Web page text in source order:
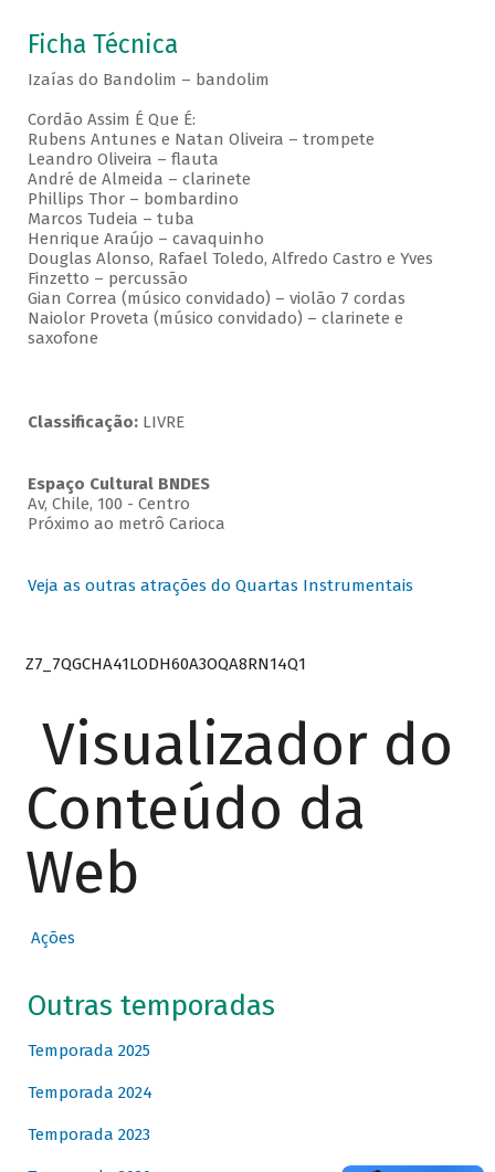
Ficha Técnica
Izaías do Bandolim – bandolim
Cordão Assim É Que É:
Rubens Antunes e Natan Oliveira – trompete
Leandro Oliveira – flauta
André de Almeida – clarinete
Phillips Thor – bombardino
Marcos Tudeia – tuba
Henrique Araújo – cavaquinho
Douglas Alonso, Rafael Toledo, Alfredo Castro e Yves
Finzetto – percussão
Gian Correa (músico convidado) – violão 7 cordas
Naiolor Proveta (músico convidado) – clarinete e
saxofone
Classificação: LIVRE
Espaço Cultural BNDES
Av, Chile, 100 - Centro
Próximo ao metrô Carioca
Veja as outras atrações do Quartas Instrumentais
Z7_7QGCHA41LODH60A3OQA8RN14Q1
Visualizador do
Conteúdo da
Web
Ações
Outras temporadas
Temporada 2025
Temporada 2024
Temporada 2023